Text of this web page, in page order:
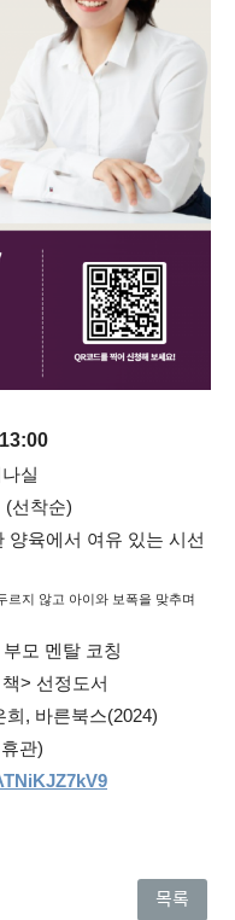
실
(선착순)
양육에서 여유 있는 시선
르지 않고 아이와 보폭을 맞추며
모 멘탈 코칭
> 선정도서
, 바른북스(2024)
관)
목록